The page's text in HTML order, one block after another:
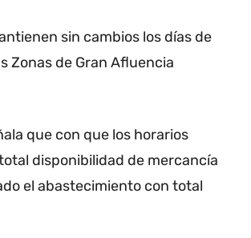
sin cambios los días de
Zonas de Gran Afluencia
que con que los horarios
disponibilidad de mercancía
el abastecimiento con total